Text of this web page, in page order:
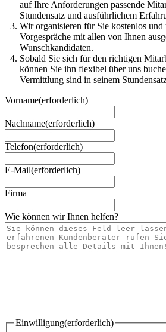
auf Ihre Anforderungen passende
Stundensatz und ausführlichem
Wir organisieren für Sie kostenlos
Vorgespräche mit allen von Ihnen
Wunschkandidaten.
Sobald Sie sich für den richtigen
können Sie ihn flexibel über uns
Vermittlung sind in seinem
Vorname(erforderlich)
Nachname(erforderlich)
Telefon(erforderlich)
E-Mail(erforderlich)
Firma
Wie können wir Ihnen helfen?
Einwilligung(erforderlich)